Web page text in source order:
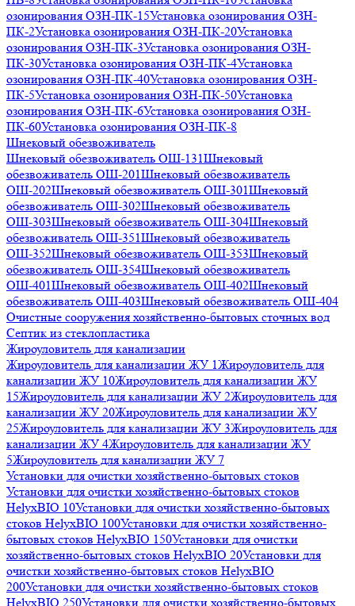
озонирования ОЗН-ПК-15Установка озонирования ОЗН-
ПК-2Установка озонирования ОЗН-ПК-20Установка
озонирования ОЗН-ПК-3Установка озонирования ОЗН-
ПК-30Установка озонирования ОЗН-ПК-4Установка
озонирования ОЗН-ПК-40Установка озонирования ОЗН-
ПК-5Установка озонирования ОЗН-ПК-50Установка
озонирования ОЗН-ПК-6Установка озонирования ОЗН-
ПК-60Установка озонирования ОЗН-ПК-8
Шнековый обезвоживатель
Шнековый обезвоживатель ОШ-131Шнековый
обезвоживатель ОШ-201Шнековый обезвоживатель
ОШ-202Шнековый обезвоживатель ОШ-301Шнековый
обезвоживатель ОШ-302Шнековый обезвоживатель
ОШ-303Шнековый обезвоживатель ОШ-304Шнековый
обезвоживатель ОШ-351Шнековый обезвоживатель
ОШ-352Шнековый обезвоживатель ОШ-353Шнековый
обезвоживатель ОШ-354Шнековый обезвоживатель
ОШ-401Шнековый обезвоживатель ОШ-402Шнековый
обезвоживатель ОШ-403Шнековый обезвоживатель ОШ-404
Очистные сооружения хозяйственно-бытовых сточных вод
Септик из стеклопластика
Жироуловитель для канализации
Жироуловитель для канализации ЖУ 1Жироуловитель для
канализации ЖУ 10Жироуловитель для канализации ЖУ
15Жироуловитель для канализации ЖУ 2Жироуловитель для
канализации ЖУ 20Жироуловитель для канализации ЖУ
25Жироуловитель для канализации ЖУ 3Жироуловитель для
канализации ЖУ 4Жироуловитель для канализации ЖУ
5Жироуловитель для канализации ЖУ 7
Установки для очистки хозяйственно-бытовых стоков
Установки для очистки хозяйственно-бытовых стоков
HelyxBIO 10Установки для очистки хозяйственно-бытовых
стоков HelyxBIO 100Установки для очистки хозяйственно-
бытовых стоков HelyxBIO 150Установки для очистки
хозяйственно-бытовых стоков HelyxBIO 20Установки для
очистки хозяйственно-бытовых стоков HelyxBIO
200Установки для очистки хозяйственно-бытовых стоков
HelyxBIO 250Установки для очистки хозяйственно-бытовых